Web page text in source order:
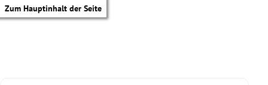
Zum Hauptinhalt der Seite